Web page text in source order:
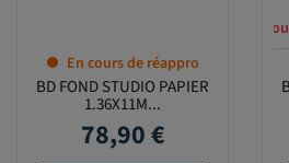
En cours de réappro
BD FOND STUDIO PAPIER
1.36X11M...
Prix
78,90 €
Offre en